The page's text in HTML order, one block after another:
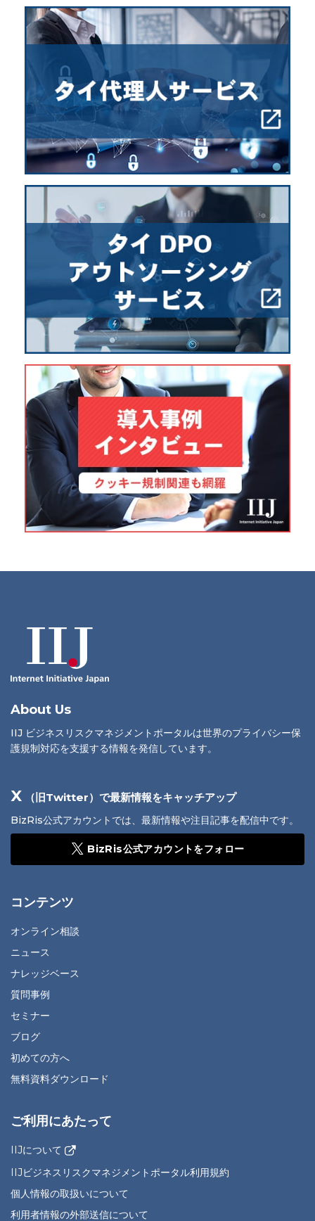
About Us
IIJ ビジネスリスクマネジメントポータルは世界のプライバシー保
護規制対応を支援する情報を発信しています。
X （旧Twitter）で最新情報をキャッチアップ
BizRis公式アカウントでは、最新情報や注目記事を配信中です。
BizRis公式アカウントをフォロー
コンテンツ
オンライン相談
ニュース
ナレッジベース
質問事例
セミナー
ブログ
初めての方へ
無料資料ダウンロード
ご利用にあたって
IIJについて
IIJビジネスリスクマネジメントポータル利用規約
個人情報の取扱いについて
利用者情報の外部送信について